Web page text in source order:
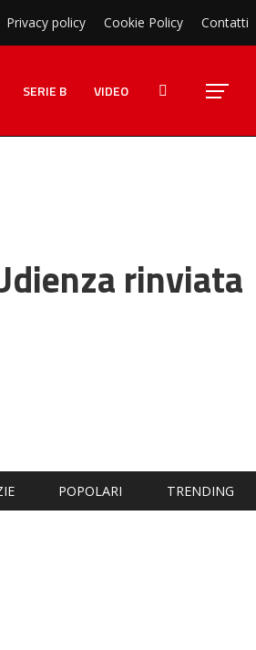
Privacy policy Cookie Policy Contatti
SERIE B VIDEO
rinviata
POPOLARI TRENDING